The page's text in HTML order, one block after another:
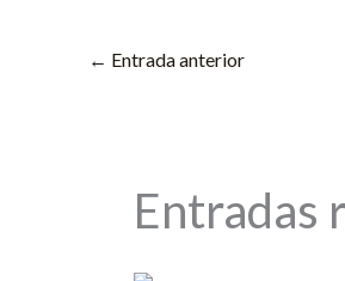
← Entrada anterior
Entradas